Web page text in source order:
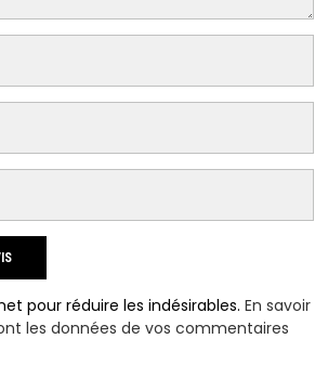
pour réduire les indésirables.En savoir
les données de vos commentaires